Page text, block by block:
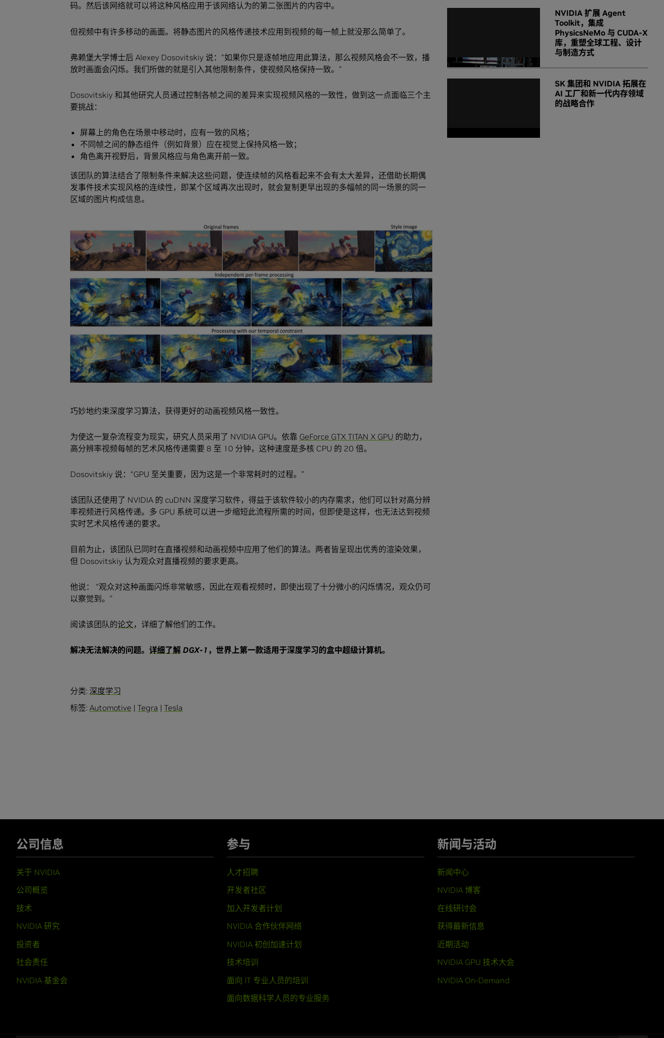
码。然后该网络就可以将这种风格应用于该网络认为的第二张图片的内容中。
但视频中有许多移动的画面。将静态图片的风格传递技术应用到视频的每一帧上就没那么简单了。
弗赖堡大学博士后 Alexey Dosovitskiy 说：“如果你只是逐帧地应用此算法，那么视频风格会不一致，播
放时画面会闪烁。我们所做的就是引入其他限制条件，使视频风格保持一致。”
Dosovitskiy 和其他研究人员通过控制各帧之间的差异来实现视频风格的一致性，做到这一点面临三个主
要挑战：
屏幕上的角色在场景中移动时，应有一致的风格；
不同帧之间的静态组件（例如背景）应在视觉上保持风格一致；
角色离开视野后，背景风格应与角色离开前一致。
该团队的算法结合了限制条件来解决这些问题，使连续帧的风格看起来不会有太大差异，还借助长期偶
发事件技术实现风格的连续性，即某个区域再次出现时，就会复制更早出现的多幅帧的同一场景的同一
区域的图片构成信息。
巧妙地约束深度学习算法，获得更好的动画视频风格一致性。
为使这一复杂流程变为现实，研究人员采用了 NVIDIA GPU。依靠 GeForce GTX TITAN X GPU 的助力，
高分辨率视频每帧的艺术风格传递需要 8 至 10 分钟，这种速度是多核 CPU 的 20 倍。
Dosovitskiy 说：“GPU 至关重要，因为这是一个非常耗时的过程。”
该团队还使用了 NVIDIA 的 cuDNN 深度学习软件，得益于该软件较小的内存需求，他们可以针对高分辨
率视频进行风格传递。多 GPU 系统可以进一步缩短此流程所需的时间，但即使是这样，也无法达到视频
实时艺术风格传递的要求。
目前为止，该团队已同时在直播视频和动画视频中应用了他们的算法。两者皆呈现出优秀的渲染效果，
但 Dosovitskiy 认为观众对直播视频的要求更高。
他说： “观众对这种画面闪烁非常敏感，因此在观看视频时，即使出现了十分微小的闪烁情况，观众仍可
以察觉到。”
阅读该团队的论文，详细了解他们的工作。
解决无法解决的问题。 详细了解 DGX-1 ，世界上第一款适用于深度学习的盒中超级计算机。
分类: 深度学习
标签: Automotive | Tegra | Tesla
NVIDIA 扩展 Agent
Toolkit，集成
PhysicsNeMo 与 CUDA-X
库，重塑全球工程、设计
与制造方式
SK 集团和 NVIDIA 拓展在
AI 工厂和新一代内存领域
的战略合作
公司信息
关于 NVIDIA
公司概览
技术
NVIDIA 研究
投资者
社会责任
NVIDIA 基金会
参与
人才招聘
开发者社区
加入开发者计划
NVIDIA 合作伙伴网络
NVIDIA 初创加速计划
技术培训
面向 IT 专业人员的培训
面向数据科学人员的专业服务
新闻与活动
新闻中心
NVIDIA 博客
在线研讨会
获得最新信息
近期活动
NVIDIA GPU 技术大会
NVIDIA On-Demand